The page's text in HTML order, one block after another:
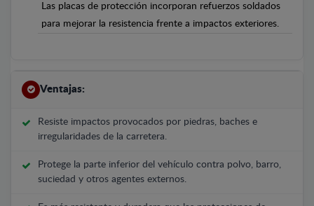
Las placas de protección incorporan refuerzos soldados
para mejorar la resistencia frente a impactos exteriores.
Ventajas:
Resiste impactos provocados por piedras, baches e
irregularidades de la carretera.
Protege la parte inferior del vehículo contra polvo, barro,
suciedad y otros agentes externos.